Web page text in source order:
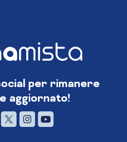
per rimanere
aggiornato!